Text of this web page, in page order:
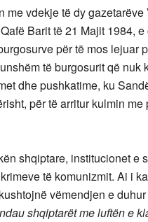
me vdekje të dy
Barit të 21 Majit 1984,
për të mos lejuar
të burgosurit që
dhe pushkatime, ku
për të arritur kulmin
shqiptare, institucionet e
të komunizmit. Ai i
vëmendjen e
shqiptarët me luftën e